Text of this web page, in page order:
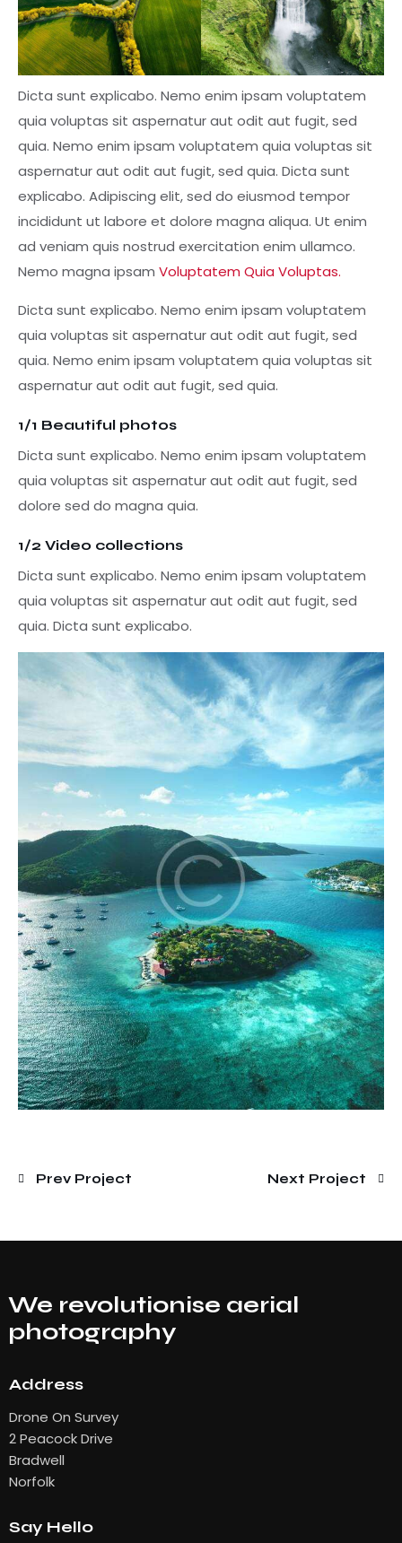
Dicta sunt explicabo. Nemo enim ipsam voluptatem
quia voluptas sit aspernatur aut odit aut fugit, sed
quia. Nemo enim ipsam voluptatem quia voluptas sit
aspernatur aut odit aut fugit, sed quia. Dicta sunt
explicabo. Adipiscing elit, sed do eiusmod tempor
incididunt ut labore et dolore magna aliqua. Ut enim
ad veniam quis nostrud exercitation enim ullamco.
Nemo magna ipsam Voluptatem Quia Voluptas.
Dicta sunt explicabo. Nemo enim ipsam voluptatem
quia voluptas sit aspernatur aut odit aut fugit, sed
quia. Nemo enim ipsam voluptatem quia voluptas sit
aspernatur aut odit aut fugit, sed quia.
1/1 Beautiful photos
Dicta sunt explicabo. Nemo enim ipsam voluptatem
quia voluptas sit aspernatur aut odit aut fugit, sed
dolore sed do magna quia.
1/2 Video collections
Dicta sunt explicabo. Nemo enim ipsam voluptatem
quia voluptas sit aspernatur aut odit aut fugit, sed
quia. Dicta sunt explicabo.
Prev Project Next Project
We revolutionise aerial
photography
Address
Drone On Survey
2 Peacock Drive
Bradwell
Norfolk
Say Hello